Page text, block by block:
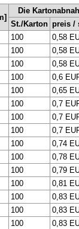
Die
St./Karton preis /
100 0,58
100 0,58
100 0,58
100 0,6
100 0,65
100 0,7
100 0,7
100 0,7
100 0,74
100 0,78
100 0,79
100 0,81
100 0,83
100 0,83
100 0,83